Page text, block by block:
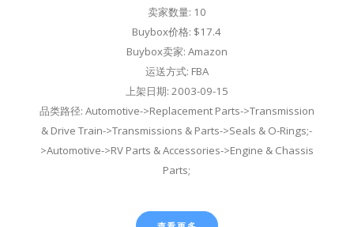
卖家数量: 10
Buybox价格: $17.4
Buybox卖家: Amazon
运送方式: FBA
上架日期: 2003-09-15
品类路径: Automotive->Replacement Parts->Transmission
& Drive Train->Transmissions & Parts->Seals & O-Rings;-
>Automotive->RV Parts & Accessories->Engine & Chassis
Parts;